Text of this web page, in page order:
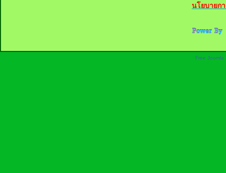
นโยบายก
Free